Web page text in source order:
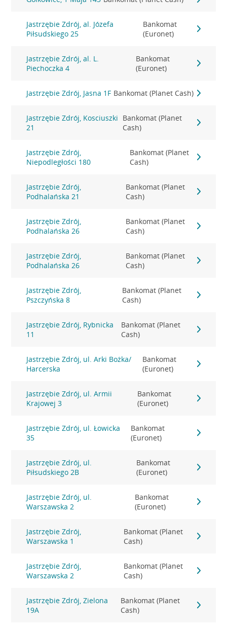
Jastrzębie Zdrój, al. Józefa
Piłsudskiego 25
Bankomat
(Euronet)
Jastrzębie Zdrój, al. L.
Piechoczka 4
Bankomat
(Euronet)
Jastrzębie Zdrój, Jasna 1F Bankomat (Planet Cash)
Jastrzębie Zdrój, Kosciuszki
21
Bankomat (Planet
Cash)
Jastrzębie Zdrój,
Niepodległości 180
Bankomat (Planet
Cash)
Jastrzębie Zdrój,
Podhalańska 21
Bankomat (Planet
Cash)
Jastrzębie Zdrój,
Podhalańska 26
Bankomat (Planet
Cash)
Jastrzębie Zdrój,
Podhalańska 26
Bankomat (Planet
Cash)
Jastrzębie Zdrój,
Pszczyńska 8
Bankomat (Planet
Cash)
Jastrzębie Zdrój, Rybnicka
11
Bankomat (Planet
Cash)
Jastrzębie Zdrój, ul. Arki Bożka/
Harcerska
Bankomat
(Euronet)
Jastrzębie Zdrój, ul. Armii
Krajowej 3
Bankomat
(Euronet)
Jastrzębie Zdrój, ul. Łowicka
35
Bankomat
(Euronet)
Jastrzębie Zdrój, ul.
Piłsudskiego 2B
Bankomat
(Euronet)
Jastrzębie Zdrój, ul.
Warszawska 2
Bankomat
(Euronet)
Jastrzębie Zdrój,
Warszawska 1
Bankomat (Planet
Cash)
Jastrzębie Zdrój,
Warszawska 2
Bankomat (Planet
Cash)
Jastrzębie Zdrój, Zielona
19A
Bankomat (Planet
Cash)